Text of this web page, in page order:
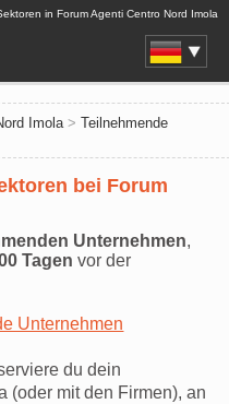
in Forum Agenti Centro Nord Imola
Imola>Teilnehmende
bei Forum
Unternehmen,
Tagen vor der
Unternehmen
du dein
(oder mit den Firmen), an